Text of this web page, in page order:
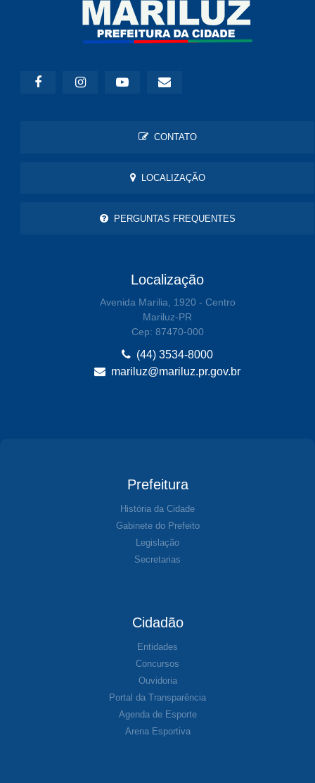
CONTATO
LOCALIZAÇÃO
PERGUNTAS FREQUENTES
Localização
Avenida Marilia, 1920 - Centro
Mariluz-PR
Cep: 87470-000
(44) 3534-8000
mariluz@mariluz.pr.gov.br
Prefeitura
História da Cidade
Gabinete do Prefeito
Legislação
Secretarias
Cidadão
Entidades
Concursos
Ouvidoria
Portal da Transparência
Agenda de Esporte
Arena Esportiva